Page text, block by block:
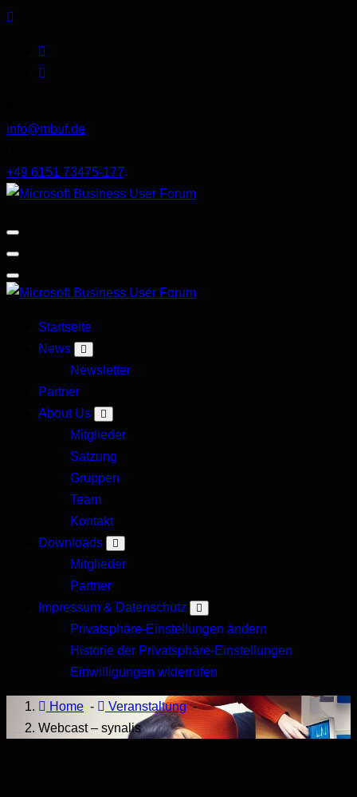
Skip
content
info@mbuf.de
+49 6151 73475-177
Startseite
News
Newsletter
Partner
About Us
Mitglieder
Satzung
Gruppen
Team
Kontakt
Downloads
Mitglieder
Partner
Impressum & Datenschutz
Privatsphäre-Einstellungen ändern
Historie der Privatsphäre-Einstellungen
Einwilligungen widerrufen
Home - Veranstaltung-
Webcast – synalis